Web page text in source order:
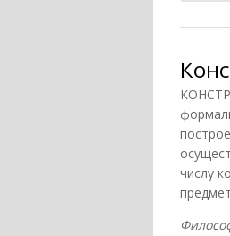
числу